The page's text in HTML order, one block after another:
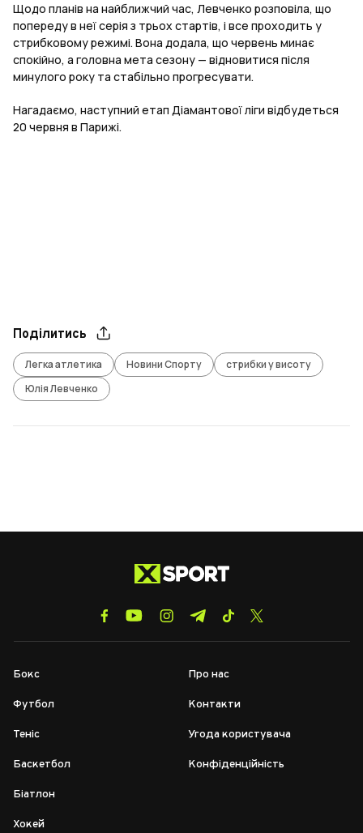
Щодо планів на найближчий час, Левченко розповіла, що
попереду в неї серія з трьох стартів, і все проходить у
стрибковому режимі. Вона додала, що червень минає
спокійно, а головна мета сезону — відновитися після
минулого року та стабільно прогресувати.
Нагадаємо, наступний етап Діамантової ліги відбудеться
20 червня в Парижі.
Поділитись
Легка атлетика Новини Спорту
стрибки у висоту
Юлія Левченко
Бокс
Футбол
Теніс
Баскетбол
Біатлон
Хокей
Про нас
Контакти
Угода користувача
Конфіденційність